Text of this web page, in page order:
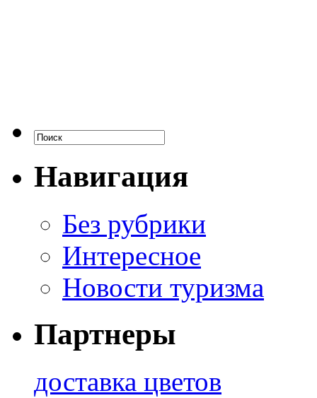
Навигация
Без рубрики
Интересное
Новости туризма
Партнеры
доставка цветов